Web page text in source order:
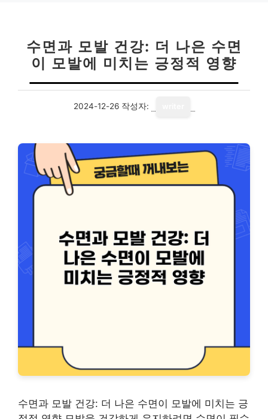
수면과 모발 건강: 더 나은 수면
이 모발에 미치는 긍정적 영향
2024-12-26 작성자:
수면과 모발 건강: 더 나은 수면이 모발에 미치는 긍